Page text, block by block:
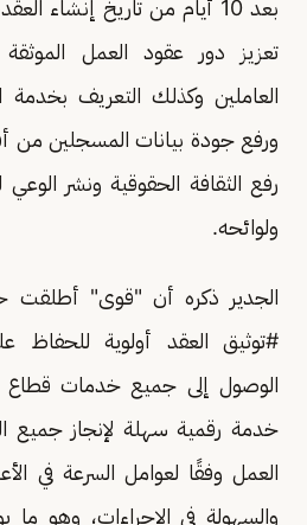
بعد 10 أيام من تاريخ إنشاء
تعزيز دور عقود العمل
العاملين وكذلك التعريف بخدمة
ورفع جودة بيانات المسجلين من
رفع الثقافة الحقوقية ونشر
ولوائحه.
الجدير ذكره أن "قوى" أطلقت
#توثيق العقد أولوية للحفاظ
الوصول إلى جميع خدمات قطاع
خدمة رقمية سهلة لإنجاز جميع
العمل وفقًا لعوامل السرعة في
والسهولة في الإجراءات، وهو ما